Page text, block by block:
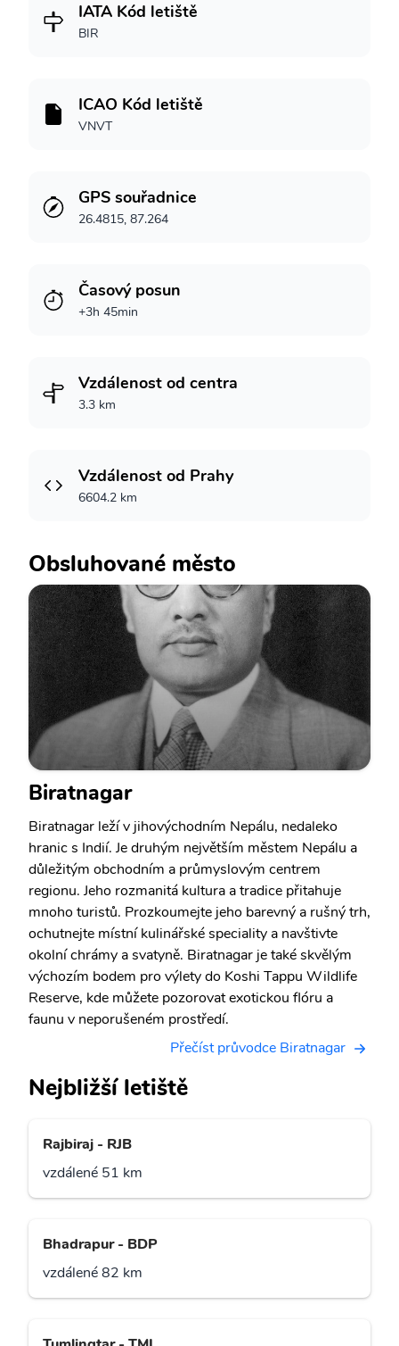
IATA Kód letiště
BIR
ICAO Kód letiště
VNVT
GPS souřadnice
26.4815, 87.264
Časový posun
+3h 45min
Vzdálenost od centra
3.3 km
Vzdálenost od Prahy
6604.2 km
Obsluhované město
Biratnagar
Biratnagar leží v jihovýchodním Nepálu, nedaleko
hranic s Indií. Je druhým největším městem Nepálu a
důležitým obchodním a průmyslovým centrem
regionu. Jeho rozmanitá kultura a tradice přitahuje
mnoho turistů. Prozkoumejte jeho barevný a rušný trh,
ochutnejte místní kulinářské speciality a navštivte
okolní chrámy a svatyně. Biratnagar je také skvělým
výchozím bodem pro výlety do Koshi Tappu Wildlife
Reserve, kde můžete pozorovat exotickou flóru a
faunu v neporušeném prostředí.
Přečíst průvodce Biratnagar
Nejbližší letiště
Rajbiraj - RJB
vzdálené 51 km
Bhadrapur - BDP
vzdálené 82 km